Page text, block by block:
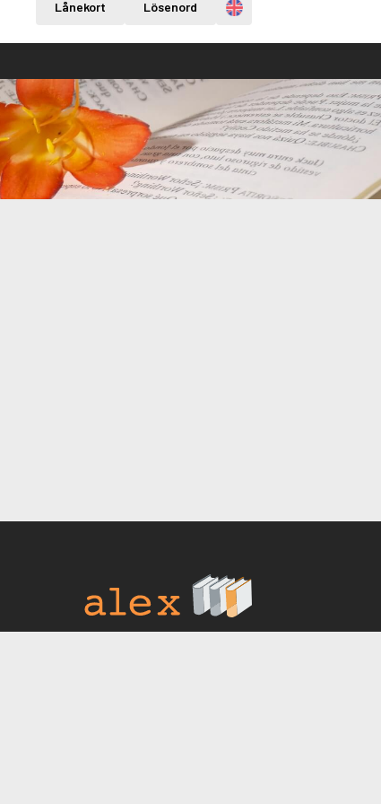
Lånekort Lösenord Engelska